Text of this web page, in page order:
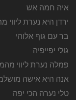
איה חמה אש
ירדן היא נערת ליווי
בר עם גוף אלוהי
גולי יפייפיה
פמלה נערת ליווי
אנה היא אישה
טלי נערה הכי יפה